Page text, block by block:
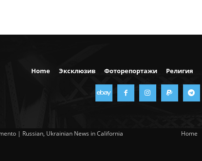
Home Эксклюзив Фоторепортажи Религия
| Russian, Ukrainian News in California Home